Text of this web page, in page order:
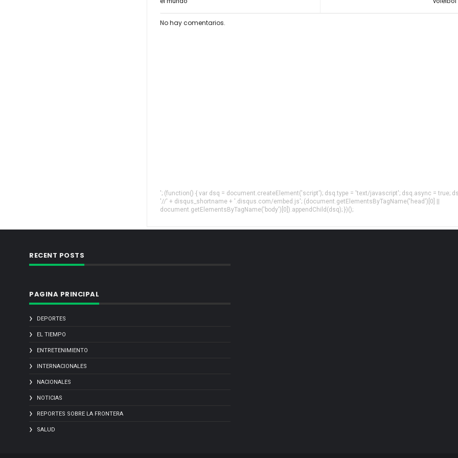
No hay comentarios.
'; (function() { var dsq = document.createElement('script'); dsq.type = 'text/javascript'; dsq.async = true;
'//' + disqus_shortname + '.disqus.com/embed.js'; (document.getElementsByTagName('head')[0] ||
document.getElementsByTagName('body')[0]).appendChild(dsq); })();
RECENT POSTS
PAGINA PRINCIPAL
DEPORTES
EL TIEMPO
ENTRETENIMIENTO
INTERNACIONALES
NACIONALES
NOTICIAS
REPORTES SOBRE LA FRONTERA
SALUD